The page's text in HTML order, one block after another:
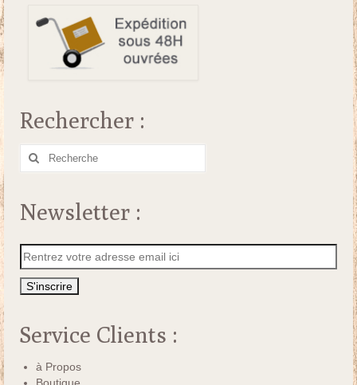
Rechercher :
Rechercher
Newsletter :
Service Clients :
à Propos